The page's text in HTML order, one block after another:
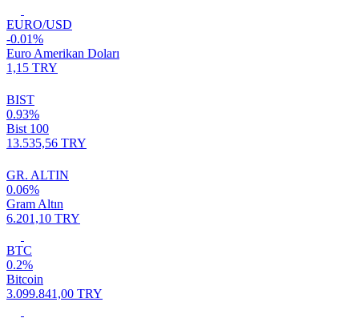
EURO/USD
-0.01%
Euro Amerikan Doları
1,15 TRY
BIST
0.93%
Bist 100
13.535,56 TRY
GR. ALTIN
0.06%
Gram Altın
6.201,10 TRY
BTC
0.2%
Bitcoin
3.099.841,00 TRY